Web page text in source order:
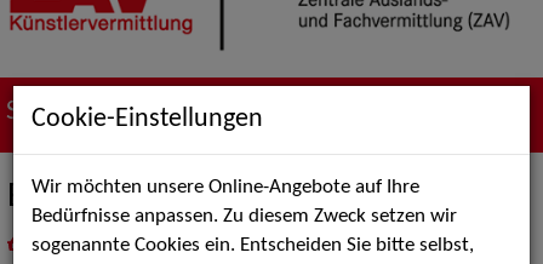
Suche nach Künstler*innen
Barbara Thalheim
als PDF speichern
inMeine Merklistelegen
Cookie-Einstellungen
Wir möchten unsere Online-Angebote auf Ihre
Bedürfnisse anpassen. Zu diesem Zweck setzen wir
sogenannte Cookies ein. Entscheiden Sie bitte selbst,